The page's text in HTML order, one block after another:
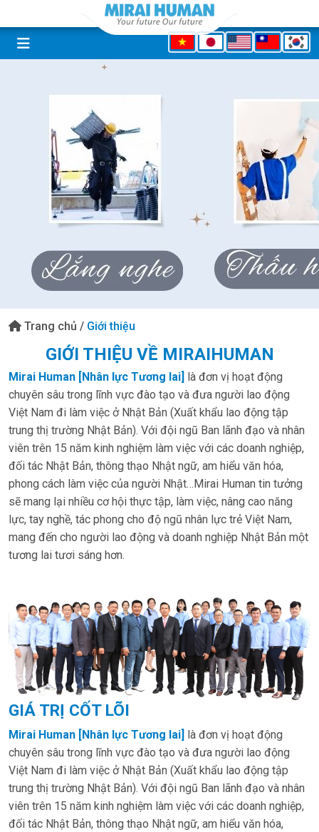
Trang chủ / Giới thiệu
GIỚI THIỆU VỀ MIRAIHUMAN
Mirai Human [Nhân lực Tương lai] là đơn vị hoạt động
chuyên sâu trong lĩnh vực đào tạo và đưa người lao động
Việt Nam đi làm việc ở Nhật Bản (Xuất khẩu lao động tập
trung thị trường Nhật Bản). Với đội ngũ Ban lãnh đạo và nhân
viên trên 15 năm kinh nghiệm làm việc với các doanh nghiệp,
đối tác Nhật Bản, thông thạo Nhật ngữ, am hiểu văn hóa,
phong cách làm việc của người Nhật…Mirai Human tin tưởng
sẽ mang lại nhiều cơ hội thực tập, làm việc, nâng cao năng
lực, tay nghề, tác phong cho độ ngũ nhân lực trẻ Việt Nam,
mang đến cho người lao động và doanh nghiệp Nhật Bản một
tương lai tươi sáng hơn.
GIÁ TRỊ CỐT LÕI
Mirai Human [Nhân lực Tương lai]
là đơn vị hoạt động
chuyên sâu trong lĩnh vực đào tạo và đưa người lao động
Việt Nam đi làm việc ở Nhật Bản (Xuất khẩu lao động tập
trung thị trường Nhật Bản). Với đội ngũ Ban lãnh đạo và nhân
viên trên 15 năm kinh nghiệm làm việc với các doanh nghiệp,
đối tác Nhật Bản, thông thạo Nhật ngữ, am hiểu văn hóa,